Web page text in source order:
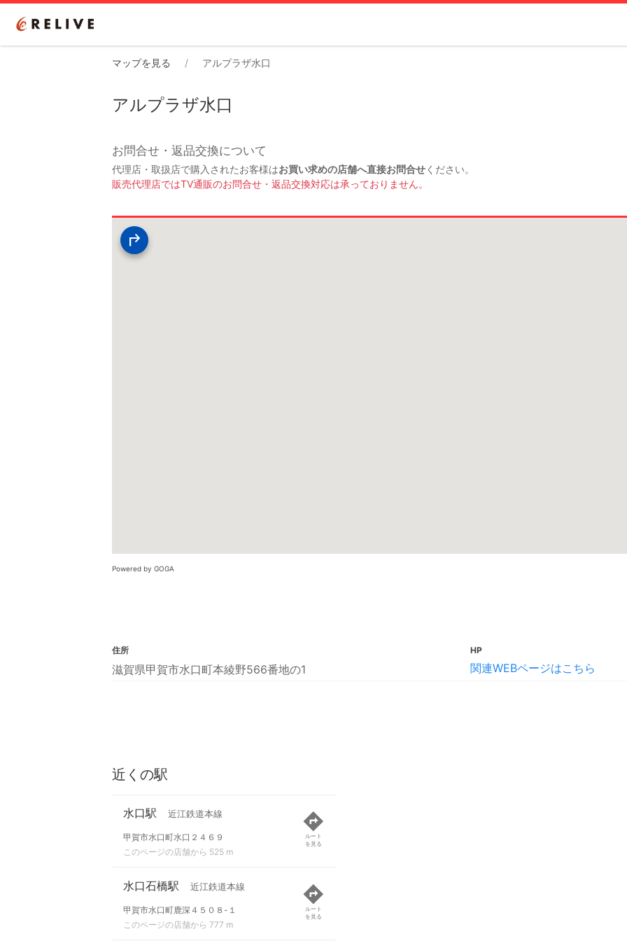
マップを見る アルプラザ水口
アルプラザ水口
お問合せ・返品交換について
代理店・取扱店で購入されたお客様はお買い求めの店舗へ直接お問合せください。
販売代理店ではTV通販のお問合せ・返品交換対応は承っておりません。
Powered by GOGA
住所
滋賀県甲賀市水口町本綾野566番地の1
HP
関連WEBページはこちら
近くの駅
水口駅 近江鉄道本線
甲賀市水口町水口２４６９
このページの店舗から 525 m
ルート
を見る
水口石橋駅 近江鉄道本線
甲賀市水口町鹿深４５０８-１
このページの店舗から 777 m
ルート
を見る